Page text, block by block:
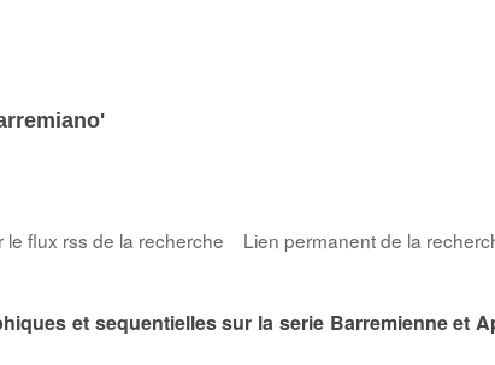
le flux rss de la recherche Lien permanent de la
et sequentielles sur la serie Barremienne et